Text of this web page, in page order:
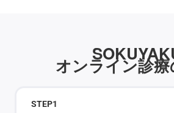
オンライン診
STEP1